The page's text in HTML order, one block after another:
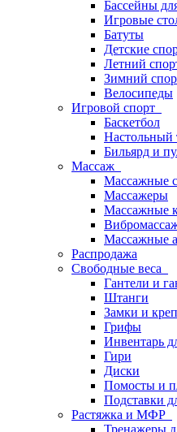
Бассейны
Игровые
Батуты
Детские
Летний
Зимний
Велосипеды
Игровой спорт
Баскетбол
Настольный
Бильярд и
Массаж
Массажные
Массажеры
Массажные
Массажные
Распродажа
Свободные веса
Гантели и
Штанги
Замки и
Грифы
Инвентарь
Гири
Диски
Помосты и
Подставки
Растяжка и МФР
Тренажеры